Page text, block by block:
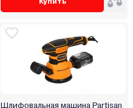
Шлифовальная машина Partisan